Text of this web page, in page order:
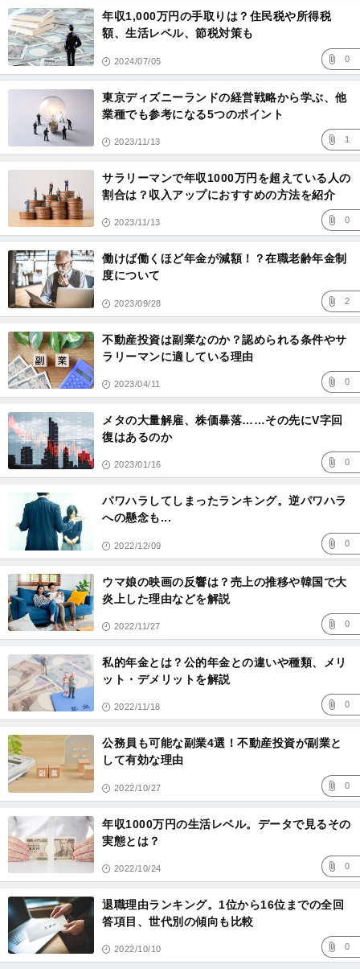
年収1,000万円の手取りは？住民税や所得税
額、生活レベル、節税対策も
2024/07/05 0
東京ディズニーランドの経営戦略から学ぶ、他
業種でも参考になる5つのポイント
2023/11/13 1
サラリーマンで年収1000万円を超えている人の
割合は？収入アップにおすすめの方法を紹介
2023/11/13 0
働けば働くほど年金が減額！？在職老齢年金制
度について
2023/09/28 2
不動産投資は副業なのか？認められる条件やサ
ラリーマンに適している理由
2023/04/11 0
メタの大量解雇、株価暴落……その先にV字回
復はあるのか
2023/01/16 0
パワハラしてしまったランキング。逆パワハラ
への懸念も...
2022/12/09 0
ウマ娘の映画の反響は？売上の推移や韓国で大
炎上した理由などを解説
2022/11/27 0
私的年金とは？公的年金との違いや種類、メリ
ット・デメリットを解説
2022/11/18 0
公務員も可能な副業4選！不動産投資が副業と
して有効な理由
2022/10/27 0
年収1000万円の生活レベル。データで見るその
実態とは？
2022/10/24 0
退職理由ランキング。1位から16位までの全回
答項目、世代別の傾向も比較
2022/10/10 0